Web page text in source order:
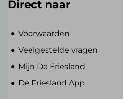
Direct naar
Voorwaarden
Veelgestelde vragen
Mijn De Friesland
De Friesland App